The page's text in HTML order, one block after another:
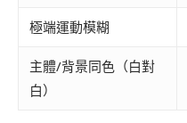
極端運動模糊
主體/背景同色（白對
白）